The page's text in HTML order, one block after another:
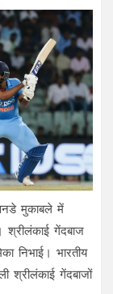
मुकाबले में
गेंदबाज
निभाई। भारतीय
श्रीलंकाई गेंदबाजों